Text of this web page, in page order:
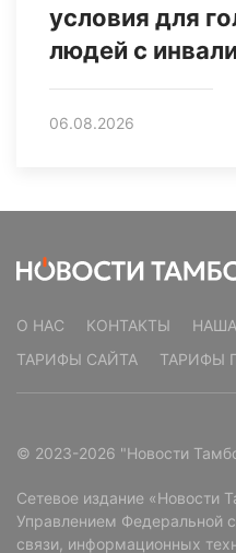
условия для
людей с
06.08.2026
О НАС КОНТАКТЫ
ТАРИФЫ САЙТА
ТАРИФЫ
© 2023-2026 "Новости
Сетевое издание «Новости
Управлением Федеральной
связи, информационных